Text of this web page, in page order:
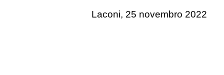
Laconi, 25 novembro 2022